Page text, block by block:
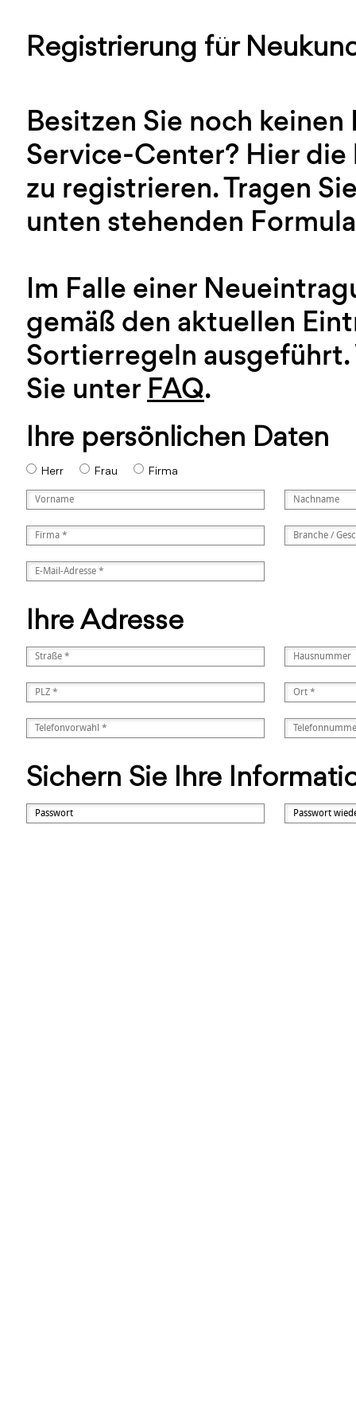
Registrierung für
Besitzen Sie noch
Service-Center? Hier
zu registrieren. Tragen
unten stehenden
Im Falle einer
gemäß den aktuellen
Sortierregeln
Sie unter FAQ.
Ihre persönlichen Daten
Herr Frau Firma
Ihre Adresse
Sichern Sie Ihre